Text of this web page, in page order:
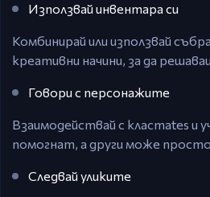
Използвай инвентара си
Комбинирай или използвай
креативни начини, за да
Говори с персонажите
Взаимодействай с класmates и
помогнат, а други може
Следвай уликите